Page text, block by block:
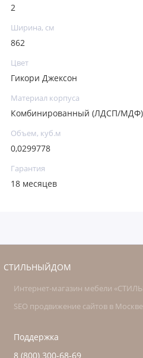
2
Ширина, см
862
Цвет
Гикори Джексон
Материал корпуса
Комбинированный (ЛДСП/МДФ)
Объем, куб.м
0,0299778
Гарантия
18 месяцев
СТИЛЬНЫЙДОМ
Интернет-магазин мебели
SEO продвижение сайтов в Москве
Поддержка
8 (800) 300-68-69